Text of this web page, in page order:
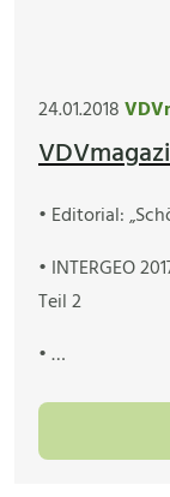
24.01.2018
• Editorial:
• INTERGEO
Teil 2
• …